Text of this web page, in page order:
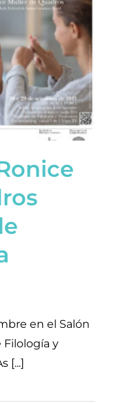
en el Salón
Filología y
[...]